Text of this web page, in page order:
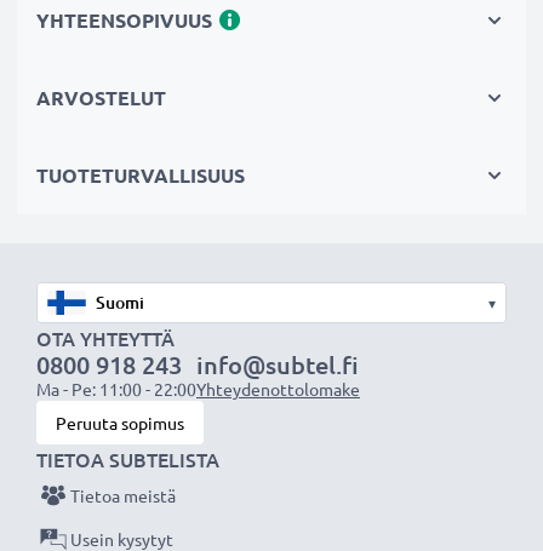
Jos laitteesi akku on heikko, vaihda akku, älä laitettasi.
Valitse CELLONIC, etkä tingi laadusta. Tilaa nyt!
YHTEENSOPIVUUS
ARVOSTELUT
TUOTETURVALLISUUS
▾
OTA YHTEYTTÄ
0800 918 243
Ma - Pe: 11:00 - 22:00
info@subtel.fi
Yhteydenottolomake
Peruuta sopimus
TIETOA SUBTELISTA
Tietoa meistä
Usein kysytyt